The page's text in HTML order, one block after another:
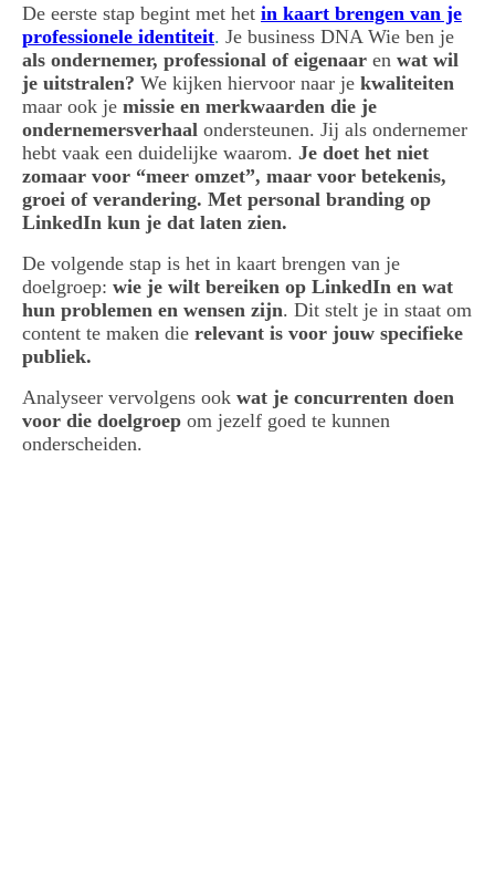
De eerste stap begint met het in kaart brengen van je
professionele identiteit. Je business DNA Wie ben je
als ondernemer, professional of eigenaar en wat wil
je uitstralen? We kijken hiervoor naar je kwaliteiten
maar ook je missie en merkwaarden die je
ondernemersverhaal ondersteunen. Jij als ondernemer
hebt vaak een duidelijke waarom. Je doet het niet
zomaar voor “meer omzet”, maar voor betekenis,
groei of verandering. Met personal branding op
LinkedIn kun je dat laten zien.
De volgende stap is het in kaart brengen van je
doelgroep: wie je wilt bereiken op LinkedIn en wat
hun problemen en wensen zijn. Dit stelt je in staat om
content te maken die relevant is voor jouw specifieke
publiek.
Analyseer vervolgens ook wat je concurrenten doen
voor die doelgroep om jezelf goed te kunnen
onderscheiden.